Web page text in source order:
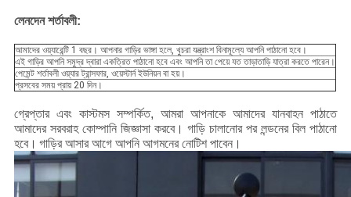
লেনদেন শর্তাবলী:
আমাদের ওয়্যারেন্টি 1 বছর। আপনার গাড়ির ভাঙ্গা হলে, খুচরা যন্ত্রাংশ বিনামূল্যে আপনি পাঠানো হবে।
এই গাড়ির আপনি সমুদ্র দ্বারা একত্রিত পাঠানো হবে এবং আপনি তা পেয়ে যত তাড়াতাড়ি যাত্রা করতে পারেন।
পেমেন্ট শর্তাবলী ওয়্যার ট্রান্সফার, ওয়েস্টার্ন ইউনিয়ন বা হয়।
প্রসবের সময় প্রায় 20 দিন।
গ্রেপ্তার এবং কাস্টমস সম্পর্কিত, আমরা আপনাকে আমাদের যানবাহন পাঠাতে
আমাদের সরবরাহ কোম্পানি জিজ্ঞাসা করবে। গাড়ি চালানোর পর লন্ডনের বিল পাঠানো
হবে। গাড়ির আসার আগে আপনি আগমনের নোটিশ পাবেন।